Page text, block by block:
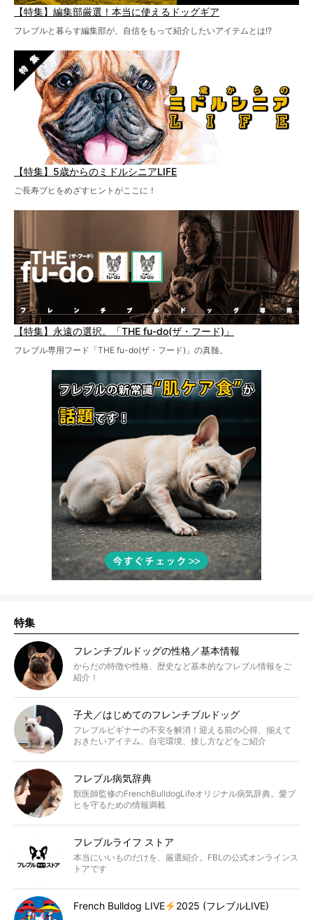
【特集】編集部厳選！本当に使えるドッグギア
フレブルと暮らす編集部が、自信をもって紹介したいアイテムとは!?
【特集】5歳からのミドルシニアLIFE
ご長寿ブヒをめざすヒントがここに！
【特集】永遠の選択。「THE fu-do(ザ・フード)」
フレブル専用フード「THE fu-do(ザ・フード)」の真髄。
特集
フレンチブルドッグの性格／基本情報
からだの特徴や性格、歴史など基本的なフレブル情報をご
紹介！
子犬／はじめてのフレンチブルドッグ
フレブルビギナーの不安を解消！迎える前の心得、揃えて
おきたいアイテム、自宅環境、接し方などをご紹介
フレブル病気辞典
獣医師監修のFrenchBulldogLifeオリジナル病気辞典。愛ブ
ヒを守るための情報満載
フレブルライフ ストア
本当にいいものだけを、厳選紹介。FBLの公式オンラインス
トアです
French Bulldog LIVE 2025 (フレブルLIVE)